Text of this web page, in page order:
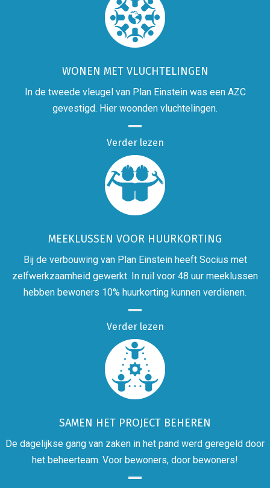
WONEN MET VLUCHTELINGEN
In de tweede vleugel van Plan Einstein was een AZC
gevestigd. Hier woonden vluchtelingen.
Verder lezen
MEEKLUSSEN VOOR HUURKORTING
Bij de verbouwing van Plan Einstein heeft Socius met
zelfwerkzaamheid gewerkt. In ruil voor 48 uur meeklussen
hebben bewoners 10% huurkorting kunnen verdienen.
Verder lezen
SAMEN HET PROJECT BEHEREN
De dagelijkse gang van zaken in het pand werd geregeld door
het beheerteam. Voor bewoners, door bewoners!